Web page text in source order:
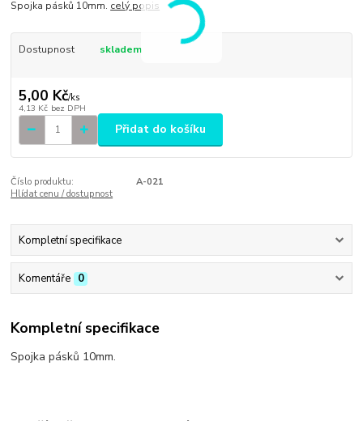
Spojka pásků 10mm. celý popis
Dostupnost skladem
5,00 Kč/ks
4,13 Kč bez DPH
Přidat do košíku
Číslo produktu:
A-021
Hlídat cenu / dostupnost
Kompletní specifikace
Komentáře 0
Kompletní specifikace
Spojka pásků 10mm.